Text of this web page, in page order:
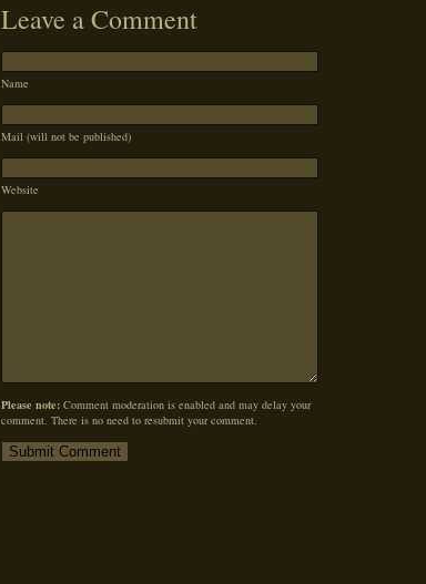
Leave a Comment
Name
Mail (will not be published)
Website
Please note: Comment moderation is enabled and may delay your
comment. There is no need to resubmit your comment.